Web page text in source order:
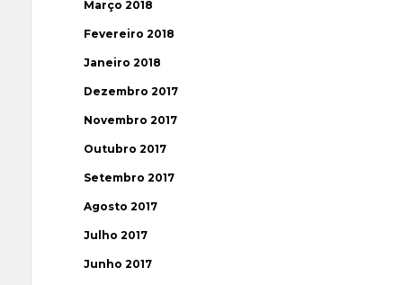
Março 2018
Fevereiro 2018
Janeiro 2018
Dezembro 2017
Novembro 2017
Outubro 2017
Setembro 2017
Agosto 2017
Julho 2017
Junho 2017